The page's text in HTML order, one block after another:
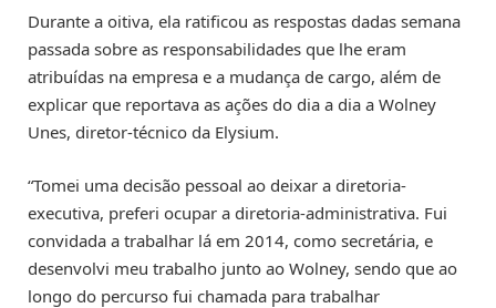
Durante a oitiva, ela ratificou as respostas dadas semana
passada sobre as responsabilidades que lhe eram
atribuídas na empresa e a mudança de cargo, além de
explicar que reportava as ações do dia a dia a Wolney
Unes, diretor-técnico da Elysium.
“Tomei uma decisão pessoal ao deixar a diretoria-
executiva, preferi ocupar a diretoria-administrativa. Fui
convidada a trabalhar lá em 2014, como secretária, e
desenvolvi meu trabalho junto ao Wolney, sendo que ao
longo do percurso fui chamada para trabalhar